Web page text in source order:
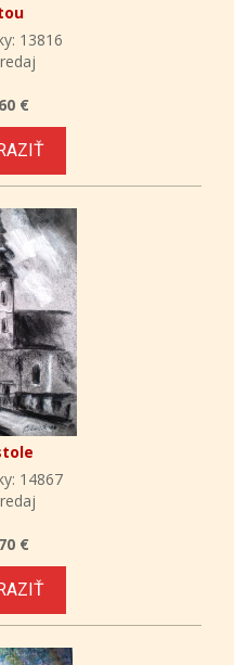
13816
60 €
14867
70 €